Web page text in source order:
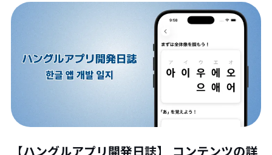
【ハングルアプリ開発日誌】 コンテンツの詳